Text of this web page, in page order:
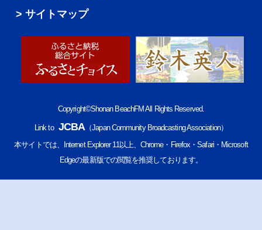
サイトマップ
Copyright©Shonan BeachFM All Rights Reserved.
Link to JCBA（Japan Community Broadcasting Association）
本サイトでは、Internet Explorer 11以上、Chrome・Firefox・Safari・Microsoft
Edgeの最新版での閲覧を推奨しております。